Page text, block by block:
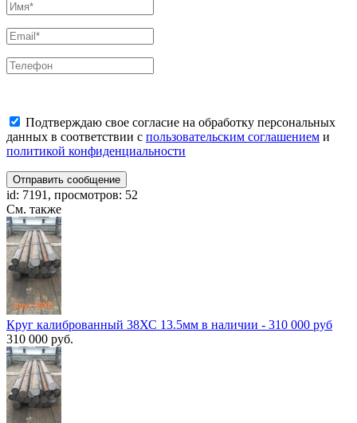
Подтверждаю свое согласие на обработку персональных
данных в соответствии с пользовательским соглашением и
политикой конфиденциальности
Отправить сообщение
id: 7191, просмотров: 52
См. также
Круг калиброванный 38ХС 13.5мм в наличии - 310 000 руб
310 000 руб.